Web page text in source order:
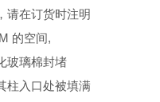
请在订货时注明
的空间,
玻璃棉封堵
柱入口处被填满